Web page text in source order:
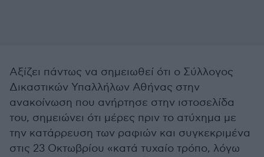
Αξίζει πάντως να σημειωθεί ότι ο Σύλλογος
Δικαστικών Υπαλλήλων Αθήνας στην
ανακοίνωση που ανήρτησε στην ιστοσελίδα
του, σημειώνει ότι μέρες πριν το ατύχημα με
την κατάρρευση των ραφιών και συγκεκριμένα
στις 23 Οκτωβρίου «κατά τυχαίο τρόπο, λόγω